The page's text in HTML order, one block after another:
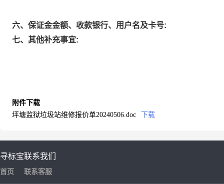
六、保证金金额、收款银行、用户名及卡号:
七、其他补充事宜:
附件下载
坪塘监狱垃圾站维修报价单20240506.doc
下载
寻标宝
首页
联系我们
联系客服